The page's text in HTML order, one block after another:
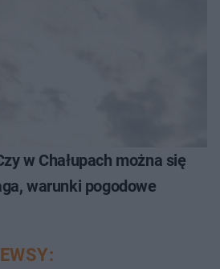
w Chałupach można się
warunki pogodowe